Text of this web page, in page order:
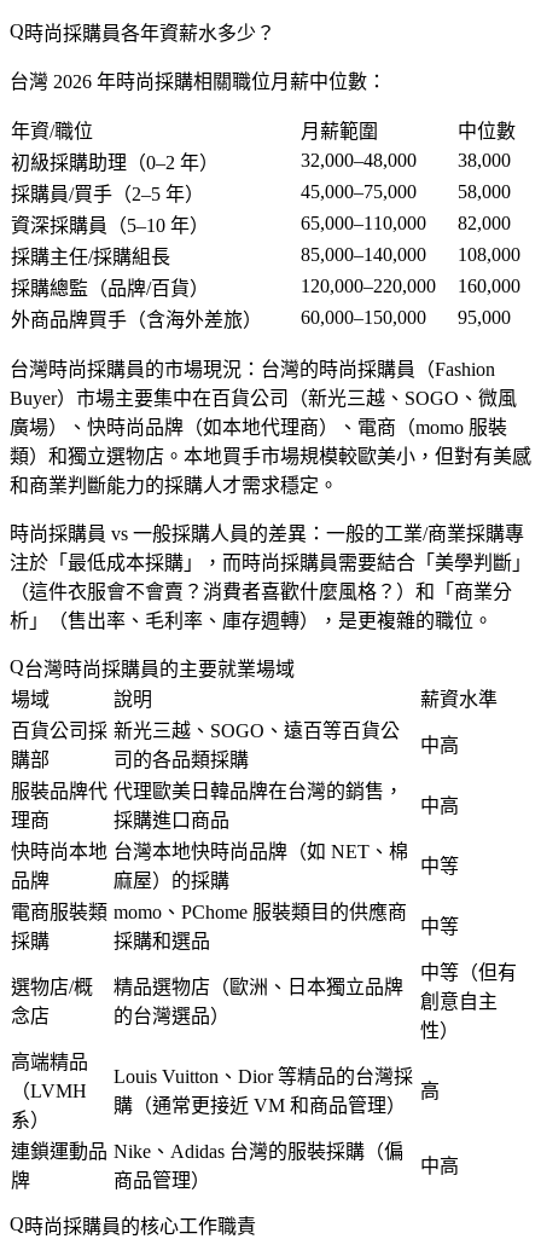
時尚採購員各年資薪水多少？
台灣 2026 年時尚採購相關職位月薪中位數：
年資/職位 月薪範圍
中位數
初級採購助理（0–2 年）
32,000–48,000
38,000
採購員/買手（2–5 年）
45,000–75,000
58,000
資深採購員（5–10 年）
65,000–110,000
82,000
採購主任/採購組長
85,000–140,000
108,000
採購總監（品牌/百貨）
120,000–220,000
160,000
外商品牌買手（含海外差旅）
60,000–150,000 95,000
台灣時尚採購員的市場現況 ：台灣的時尚採購員（Fashion
Buyer）市場主要集中在百貨公司（新光三越、SOGO、微風
廣場）、快時尚品牌（如本地代理商）、電商（momo 服裝
類）和獨立選物店。本地買手市場規模較歐美小，但對有美感
和商業判斷能力的採購人才需求穩定。
時尚採購員 vs 一般採購人員的差異 ：一般的工業/商業採購專
注於「最低成本採購」，而時尚採購員需要結合「美學判斷」
（這件衣服會不會賣？消費者喜歡什麼風格？）和「商業分
析」（售出率、毛利率、庫存週轉），是更複雜的職位。
台灣時尚採購員的主要就業場域
場域
說明
薪資水準
百貨公司採
購部
新光三越、SOGO、遠百等百貨公
司的各品類採購
中高
服裝品牌代
理商
代理歐美日韓品牌在台灣的銷售，
採購進口商品
中高
快時尚本地
品牌
台灣本地快時尚品牌（如 NET、棉
麻屋）的採購
中等
電商服裝類
採購
momo、PChome 服裝類目的供應商
採購和選品
中等
選物店/概
念店
精品選物店（歐洲、日本獨立品牌
的台灣選品）
中等（但有
創意自主
性）
高端精品
（LVMH
系）
Louis Vuitton、Dior 等精品的台灣採
購（通常更接近 VM 和商品管理）
高
連鎖運動品
牌
Nike、Adidas 台灣的服裝採購（偏
商品管理）
中高
時尚採購員的核心工作職責